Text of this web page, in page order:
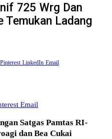
725 Wrg Dan
Temukan Ladang
Pinterest LinkedIn Email
Email
Satgas Pamtas RI-
dan Bea Cukai